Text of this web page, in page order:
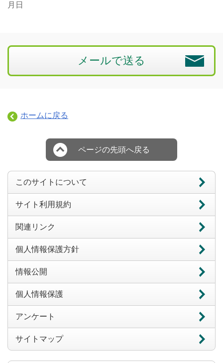
月日
メールで送る
ホームに戻る
ページの先頭へ戻る
このサイトについて
サイト利用規約
関連リンク
個人情報保護方針
情報公開
個人情報保護
アンケート
サイトマップ